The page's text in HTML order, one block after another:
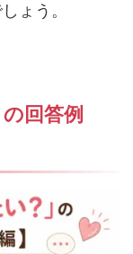
ょう。
回答例